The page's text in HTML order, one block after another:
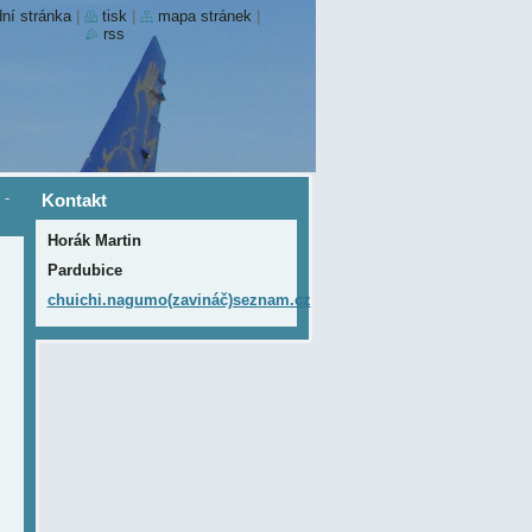
-
Kontakt
Horák Martin
Pardubice
chuichi.nagumo(zavináč)seznam.cz
stránka tisk mapa stránek
rss